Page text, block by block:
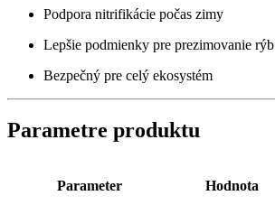
Podpora nitrifikácie počas zimy
Lepšie podmienky pre prezimovanie rýb
Bezpečný pre celý ekosystém
Parametre produktu
Parameter Hodnota